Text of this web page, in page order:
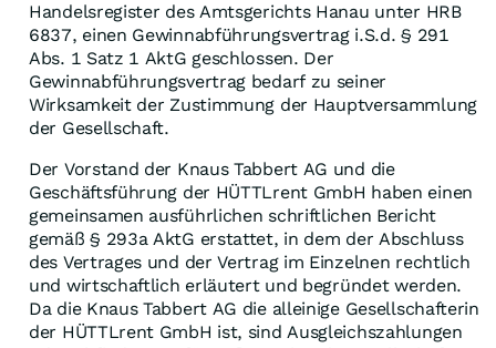
Handelsregister des Amtsgerichts Hanau unter HRB
6837, einen Gewinnabführungsvertrag i.S.d. § 291
Abs. 1 Satz 1 AktG geschlossen. Der
Gewinnabführungsvertrag bedarf zu seiner
Wirksamkeit der Zustimmung der Hauptversammlung
der Gesellschaft.
Der Vorstand der Knaus Tabbert AG und die
Geschäftsführung der HÜTTLrent GmbH haben einen
gemeinsamen ausführlichen schriftlichen Bericht
gemäß § 293a AktG erstattet, in dem der Abschluss
des Vertrages und der Vertrag im Einzelnen rechtlich
und wirtschaftlich erläutert und begründet werden.
Da die Knaus Tabbert AG die alleinige Gesellschafterin
der HÜTTLrent GmbH ist, sind Ausgleichszahlungen